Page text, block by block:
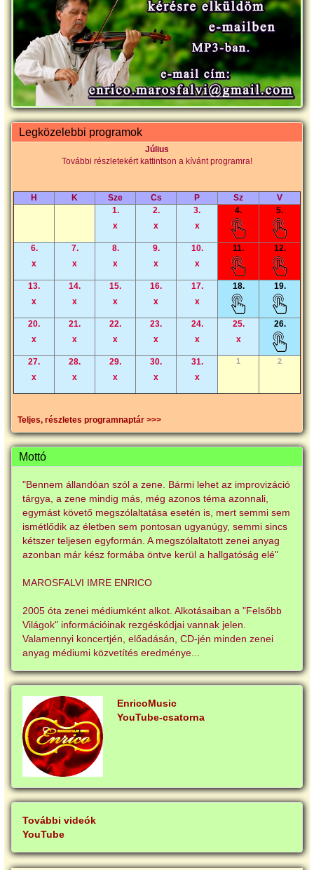
Legközelebbi programok
Július
További részletekért kattintson a kívánt programra!
H K Sze Cs P Sz
V
1.
x
2.
x
3.
x
4. 5.
6.
x
7.
x
8.
x
9.
x
10.
x
11. 12.
13.
x
14.
x
15.
x
16.
x
17.
x
18. 19.
20.
x
21.
x
22.
x
23.
x
24.
x
25.
x
26.
27.
x
28.
x
29.
x
30.
x
31.
x
1 2
Teljes, részletes programnaptár >>>
Mottó
"Bennem állandóan szól a zene. Bármi lehet az improvizáció
tárgya, a zene mindig más, még azonos téma azonnali,
egymást követő megszólaltatása esetén is, mert semmi sem
ismétlődik az életben sem pontosan ugyanúgy, semmi sincs
kétszer teljesen egyformán. A megszólaltatott zenei anyag
azonban már kész formába öntve kerül a hallgatóság elé"
MAROSFALVI IMRE ENRICO
2005 óta zenei médiumként alkot. Alkotásaiban a "Felsőbb
Világok" információinak rezgéskódjai vannak jelen.
Valamennyi koncertjén, előadásán, CD-jén minden zenei
anyag médiumi közvetítés eredménye...
EnricoMusic
YouTube-csatorna
További videók
YouTube